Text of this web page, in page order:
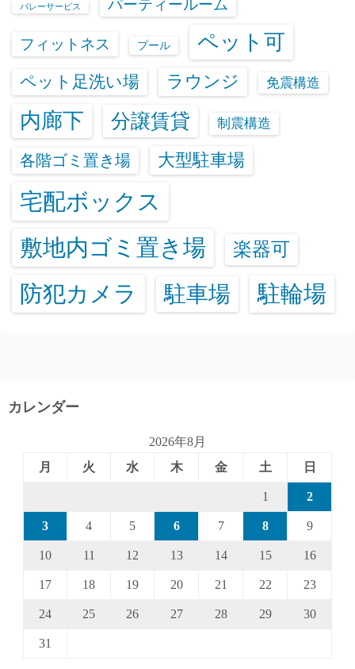
バレーサービス パーティールーム
フィットネス プール ペット可
ペット足洗い場 ラウンジ 免震構造
内廊下 分譲賃貸 制震構造
各階ゴミ置き場 大型駐車場
宅配ボックス
敷地内ゴミ置き場
楽器可
防犯カメラ 駐車場 駐輪場
カレンダー
2026年8月
月
火 水 木 金 土 日
1 2
3 4 5 6 7 8 9
10 11 12 13 14 15 16
17 18 19 20 21 22 23
24 25 26 27 28 29 30
31